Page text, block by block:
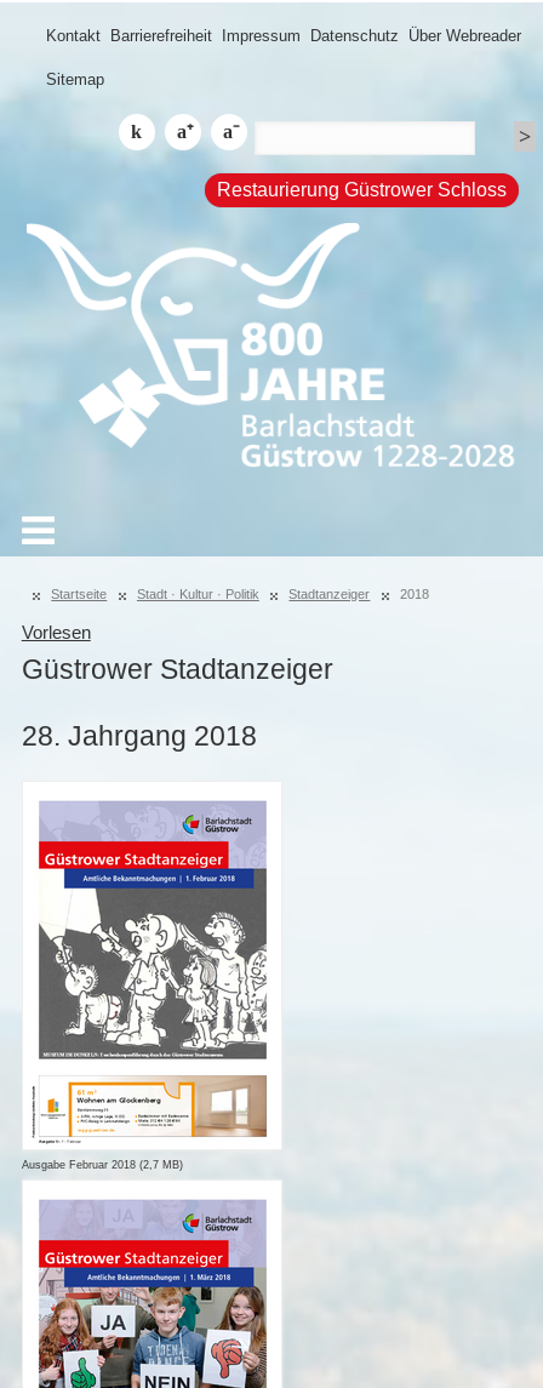
Kontakt Barrierefreiheit Impressum Datenschutz Über Webreader
Sitemap
Restaurierung Güstrower Schloss
Startseite Stadt · Kultur · Politik Stadtanzeiger 2018
Vorlesen
Güstrower Stadtanzeiger
28. Jahrgang 2018
Ausgabe Februar 2018 (2,7 MB)